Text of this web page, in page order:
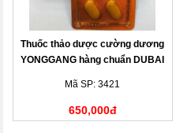
Thuốc thảo dược cường dương
YONGGANG hàng chuẩn DUBAI
Mã SP: 3421
650,000đ